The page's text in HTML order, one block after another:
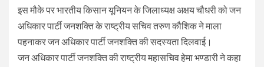
इस मौके पर भारतीय किसान यूनियन के जिलाध्यक्ष अक्षय चौधरी को जन
अधिकार पार्टी जनशक्ति के राष्ट्रीय सचिव तरुण कौशिक ने माला
पहनाकर जन अधिकार पार्टी जनशक्ति की सदस्यता दिलवाई।
जन अधिकार पार्टी जनशक्ति की राष्ट्रीय महासचिव हेमा भण्डारी ने कहा